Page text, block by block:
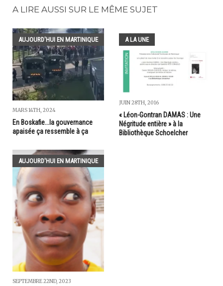
A LIRE AUSSI SUR LE MÊME SUJET
AUJOURD'HUI EN MARTINIQUE
MARS 14TH, 2024
En Boskafie...la gouvernance
apaisée ça ressemble à ça
A LA UNE
JUIN 28TH, 2016
« Léon-Gontran DAMAS : Une
Négritude entière » à la
Bibliothèque Schoelcher
AUJOURD'HUI EN MARTINIQUE
SEPTEMBRE 22ND, 2023